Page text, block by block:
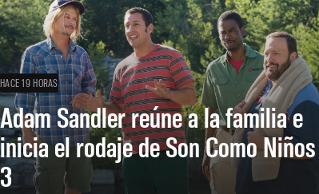
HACE 19 HORAS
Adam Sandler reúne a la familia e
inicia el rodaje de Son Como Niños
3